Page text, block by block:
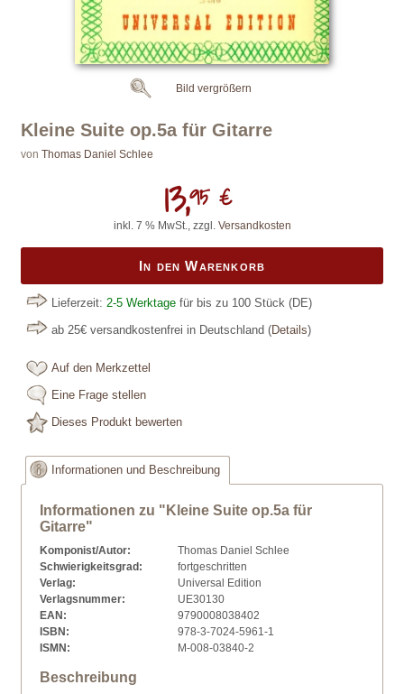
Kleine Suite op.5a für Gitarre
von Thomas Daniel Schlee
13,95 €
inkl. 7 % MwSt., zzgl. Versandkosten
In den Warenkorb
Lieferzeit: 2-5 Werktage für bis zu 100 Stück (DE)
ab 25€ versandkostenfrei in Deutschland (Details)
Auf den Merkzettel
Eine Frage stellen
Dieses Produkt bewerten
Bild vergrößern
Informationen und Beschreibung
Informationen zu "Kleine Suite op.5a für
Gitarre"
Komponist/Autor:
Thomas Daniel Schlee
Schwierigkeitsgrad:
fortgeschritten
Verlag:
Universal Edition
Verlagsnummer:
UE30130
EAN:
9790008038402
ISBN:
978-3-7024-5961-1
ISMN:
M-008-03840-2
Beschreibung